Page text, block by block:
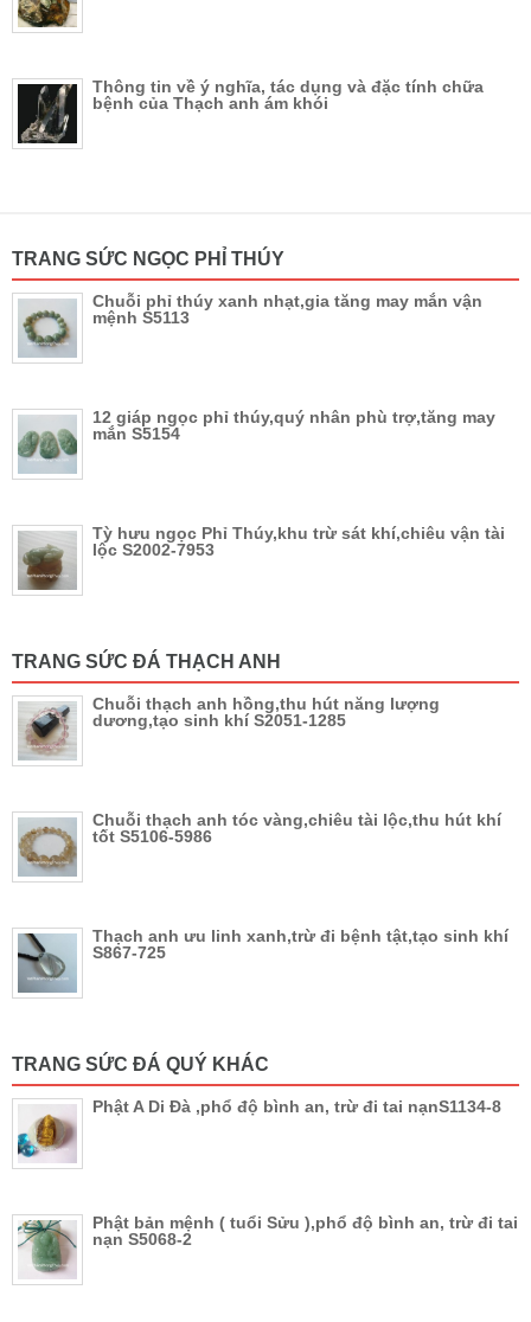
Thông tin về ý nghĩa, tác dụng và đặc tính chữa
bệnh của Thạch anh ám khói
TRANG SỨC NGỌC PHỈ THÚY
Chuỗi phỉ thúy xanh nhạt,gia tăng may mắn vận
mệnh S5113
12 giáp ngọc phỉ thúy,quý nhân phù trợ,tăng may
mắn S5154
Tỳ hưu ngọc Phỉ Thúy,khu trừ sát khí,chiêu vận tài
lộc S2002-7953
TRANG SỨC ĐÁ THẠCH ANH
Chuỗi thạch anh hồng,thu hút năng lượng
dương,tạo sinh khí S2051-1285
Chuỗi thạch anh tóc vàng,chiêu tài lộc,thu hút khí
tốt S5106-5986
Thạch anh ưu linh xanh,trừ đi bệnh tật,tạo sinh khí
S867-725
TRANG SỨC ĐÁ QUÝ KHÁC
Phật A Di Đà ,phổ độ bình an, trừ đi tai nạnS1134-8
Phật bản mệnh ( tuổi Sửu ),phổ độ bình an, trừ đi tai
nạn S5068-2